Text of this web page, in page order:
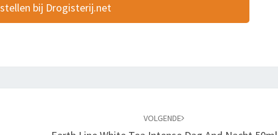
bij Drogisterij.net
VOLGENDE